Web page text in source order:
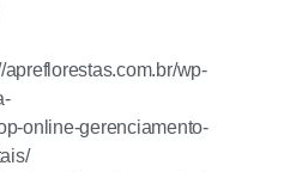
apreflorestas.com.br/wp-
online-gerenciamento-